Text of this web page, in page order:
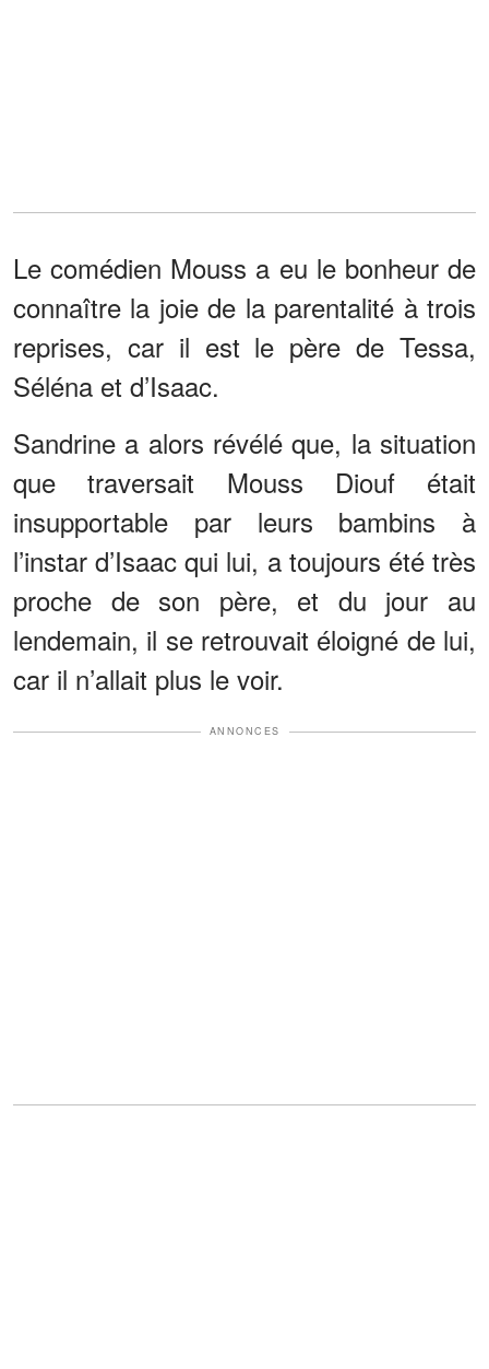
Le comédien Mouss a eu le bonheur de
connaître la joie de la parentalité à trois
reprises, car il est le père de Tessa,
Séléna et d’Isaac.
Sandrine a alors révélé que, la situation
que traversait Mouss Diouf était
insupportable par leurs bambins à
l’instar d’Isaac qui lui, a toujours été très
proche de son père, et du jour au
lendemain, il se retrouvait éloigné de lui,
car il n’allait plus le voir.
ANNONCES